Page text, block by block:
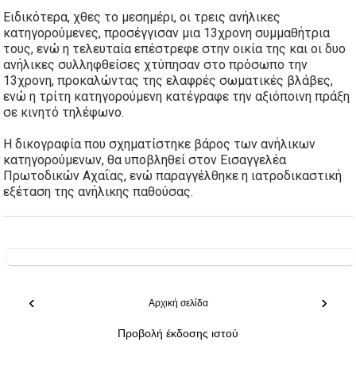
Ειδικότερα, χθες το μεσημέρι, οι τρεις ανήλικες
κατηγορούμενες, προσέγγισαν μια 13χρονη συμμαθήτρια
τους, ενώ η τελευταία επέστρεφε στην οικία της και οι δυο
ανήλικες συλληφθείσες χτύπησαν στο πρόσωπο την
13χρονη, προκαλώντας της ελαφρές σωματικές βλάβες,
ενώ η τρίτη κατηγορούμενη κατέγραφε την αξιόποινη πράξη
σε κινητό τηλέφωνο.
Η δικογραφία που σχηματίστηκε βάρος των ανήλικων
κατηγορούμενων, θα υποβληθεί στον Εισαγγελέα
Πρωτοδικών Αχαΐας, ενώ παραγγέλθηκε η ιατροδικαστική
εξέταση της ανήλικης παθούσας.
‹ ›
Αρχική σελίδα
Προβολή έκδοσης ιστού